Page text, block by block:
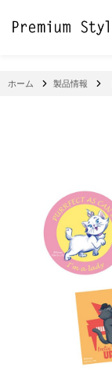
ホーム 製品情報